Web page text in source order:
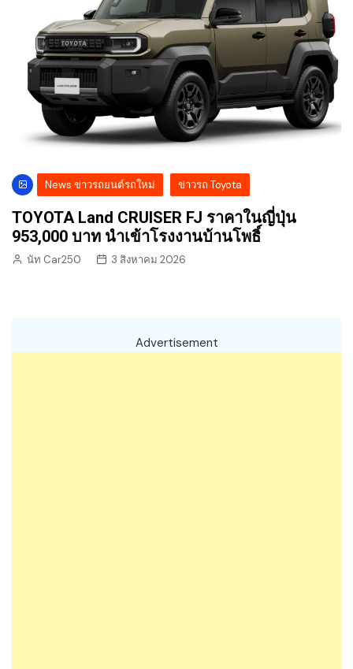
News ข่าวรถยนต์รถใหม่ ข่าวรถ Toyota
TOYOTA Land CRUISER FJ ราคาในญี่ปุ่น
953,000 บาท นำเข้าโรงงานบ้านโพธิ์
นัท Car250 3 สิงหาคม 2026
Advertisement